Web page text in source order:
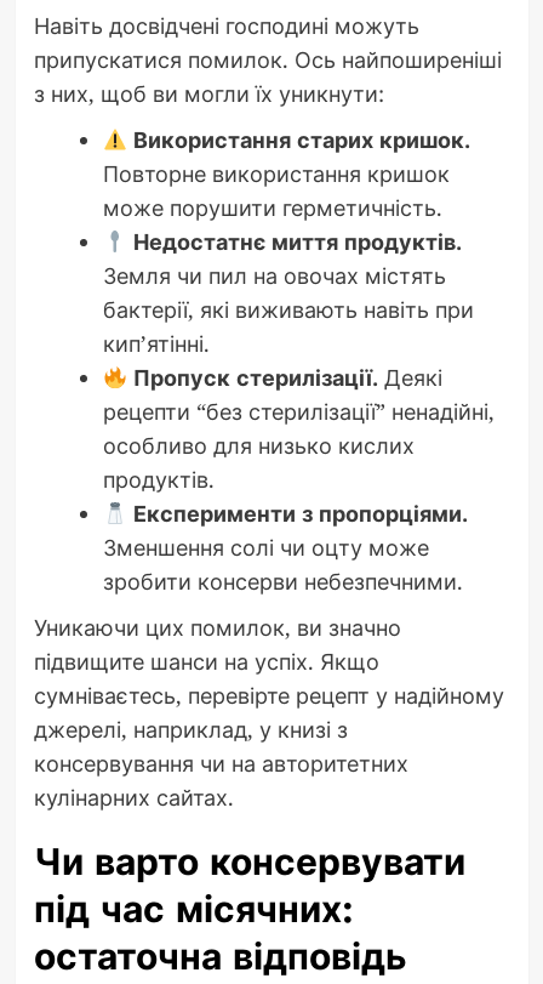
Навіть досвідчені господині можуть
припускатися помилок. Ось найпоширеніші
з них, щоб ви могли їх уникнути:
Використання старих кришок.
Повторне використання кришок
може порушити герметичність.
Недостатнє миття продуктів.
Земля чи пил на овочах містять
бактерії, які виживають навіть при
кип’ятінні.
Пропуск стерилізації. Деякі
рецепти “без стерилізації” ненадійні,
особливо для низько кислих
продуктів.
Експерименти з пропорціями.
Зменшення солі чи оцту може
зробити консерви небезпечними.
Уникаючи цих помилок, ви значно
підвищите шанси на успіх. Якщо
сумніваєтесь, перевірте рецепт у надійному
джерелі, наприклад, у книзі з
консервування чи на авторитетних
кулінарних сайтах.
Чи варто консервувати
під час місячних:
остаточна відповідь